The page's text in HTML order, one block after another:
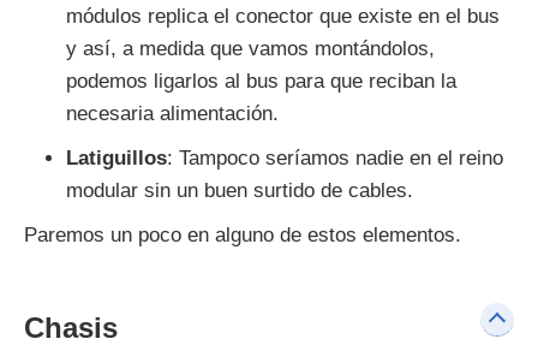
módulos replica el conector que existe en el bus
y así, a medida que vamos montándolos,
podemos ligarlos al bus para que reciban la
necesaria alimentación.
Latiguillos: Tampoco seríamos nadie en el reino
modular sin un buen surtido de cables.
Paremos un poco en alguno de estos elementos.
Chasis